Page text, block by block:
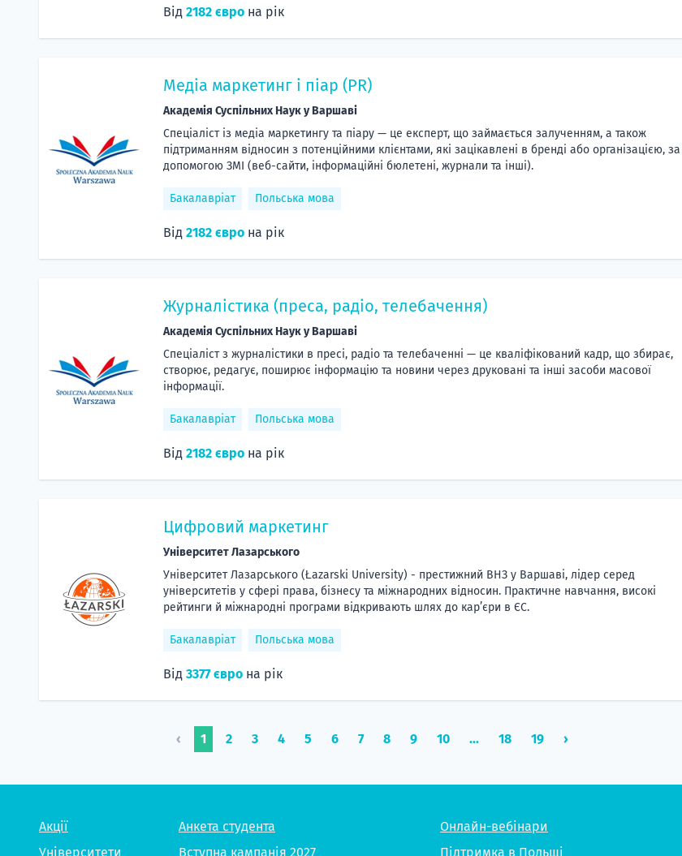
Від 2182 єврона рік
Медіа маркетинг і піар (PR)
Академія Суспільних Наук у Варшаві
Спеціаліст із медіа маркетингу та піару — це експерт, що займається залученням, а також
підтриманням відносин з потенційними клієнтами, які зацікавлені в бренді або організацією, за
допомогою ЗМІ (веб-сайти, інформаційні бюлетені, журнали та інші).
Бакалавріат Польська мова
Від 2182 єврона рік
Журналістика (преса, радіо, телебачення)
Академія Суспільних Наук у Варшаві
Спеціаліст з журналістики в пресі, радіо та телебаченні — це кваліфікований кадр, що збирає,
створює, редагує, поширює інформацію та новини через друковані та інші засоби масової
інформації.
Бакалавріат Польська мова
Від 2182 єврона рік
Цифровий маркетинг
Університет Лазарського
Університет Лазарського (Łazarski University) - престижний ВНЗ у Варшаві, лідер серед
університетів у сфері права, бізнесу та міжнародних відносин. Практичне навчання, високі
рейтинги й міжнародні програми відкривають шлях до кар’єри в ЄС.
Бакалавріат Польська мова
Від 3377 єврона рік
‹ 1 2 3 4 5 6 7 8 9 10 ... 18 19 ›
Акції
Університети
Анкета студента
Вступна кампанія 2027
Онлайн-вебінари
Підтримка в Польщі